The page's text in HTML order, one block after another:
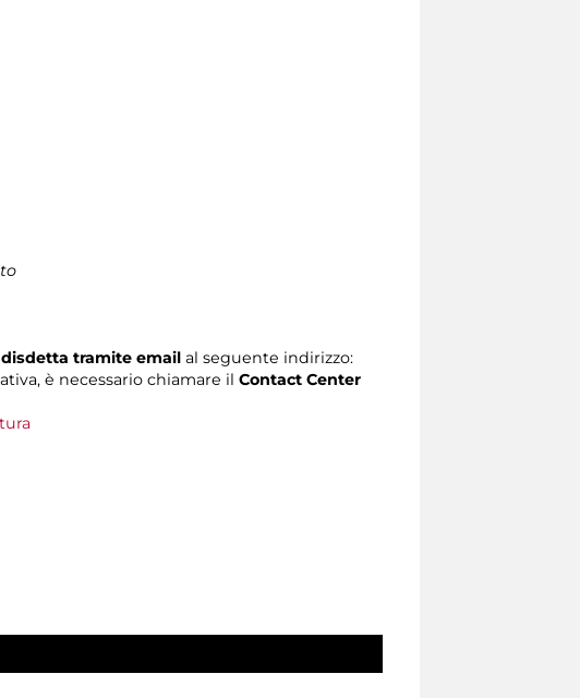
tramite email al seguente indirizzo:
è necessario chiamare il Contact Center